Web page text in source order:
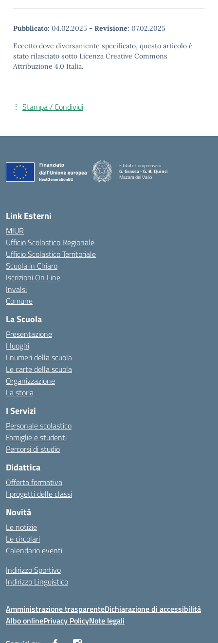
Pubblicato: 04.02.2025 - Revisione: 07.02.2025
Eccetto dove diversamente specificato, questo articolo è
stato rilasciato sotto Licenza Creative Commons
Attribuzione 4.0 Italia.
Stampa / Condividi
Istituto Comprensivo
G. Grassa - G. B. Quinci
Mazara del Vallo
Link Esterni
MIUR
Ufficio Scolastico Regionale
Ufficio Scolastico Territoriale
Scuola in Chiaro
Iscrizioni On Line
Invalsi
Comune
La Scuola
Presentazione
I luoghi
I numeri della scuola
Le carte della scuola
Organizzazione
La storia
I Servizi
Personale scolastico
Famiglie e studenti
Percorsi di studio
Didattica
Offerta formativa
I progetti delle classi
Novità
Le notizie
Le circolari
Calendario eventi
Indirizzo Sportivo
Indirizzo Linguistico
Amministrazione trasparenteDichiarazione di accessibilità
Albo onlinePrivacy PolicyNote legali